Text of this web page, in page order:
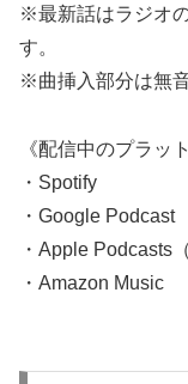
※最新話はラジオ
す。
※曲挿入部分は無
《配信中のプラッ
・Spotify
・Google Podcast
・Apple Podcasts
・Amazon Music